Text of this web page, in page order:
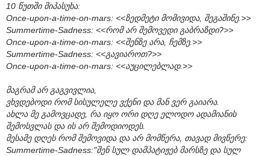
10 წუთში მიპასუხა:
Once-upon-a-time-on-mars: <<ზედმეტი მომივიდა, შეგაშინე.>>
Summertime-Sadness: <<რომ არ შემოვედი გაბრაზდი?>>
Once-upon-a-time-on-mars: <<შენზე არა, ჩემზე.>>
Summertime-Sadness: <<გავიაროთ?>>
Once-upon-a-time-on-mars: <<აუცილებლად.>>
მაგრამ არ გაგვივლია,
ვხვდებოდი რომ სისულელე ვქენი და მან ვერ გაიარა.
ახლა მე გამოვცადე, რა იყო ორი დღე ელოდო ადამიანის
შემოსვლას და ის არ შემოდიოდეს.
მესამე დღეს რომ შემოვიდა და არ მომწერა, თავად მივწერე:
Summertime-Sadness:"შენ სულ დამპატიჟებ მარსზე და სულ